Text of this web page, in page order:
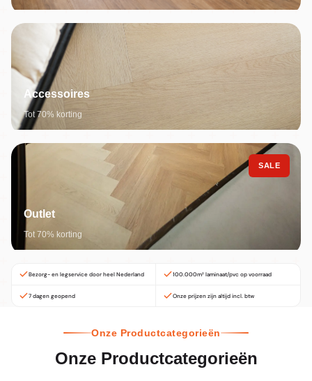
Accessoires
Tot 70% korting
SALE
Outlet
Tot 70% korting
Bezorg- en legservice door heel Nederland 100.000m² laminaat/pvc op voorraad
7 dagen geopend Onze prijzen zijn altijd incl. btw
Onze Productcategorieën
Onze Productcategorieën